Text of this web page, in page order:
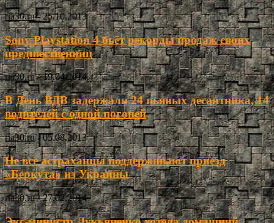
ria30.ru - 25.10.2013
Sony Playstation 4 бьёт рекорды продаж своих
предшественниц
ria30.ru - 19.04.2014
В День ВДВ задержали 24 пьяных десантника, 14
водителей с одной погоней
ria30.ru - 05.08.2013
Не все астраханцы поддерживают приезд
«Беркута» из Украины
ria30.ru - 27.02.2014